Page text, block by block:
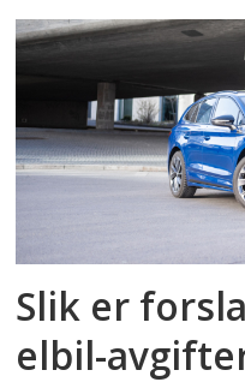
Slik er
elbil-